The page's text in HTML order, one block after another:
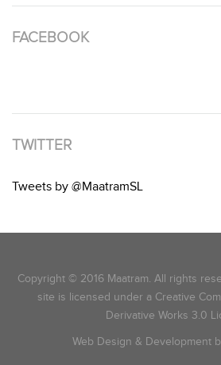
FACEBOOK
TWITTER
Tweets by @MaatramSL
Copyright © 2016 Maatram. All rights
site is licensed under a Creative
Derivative Works 3.0
Web Design & Development